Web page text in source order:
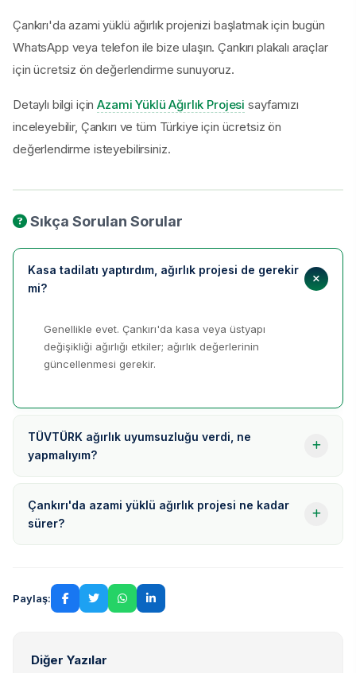
Çankırı'da azami yüklü ağırlık projenizi başlatmak için bugün
WhatsApp veya telefon ile bize ulaşın. Çankırı plakalı araçlar
için ücretsiz ön değerlendirme sunuyoruz.
Detaylı bilgi içinAzami Yüklü Ağırlık Projesi sayfamızı
inceleyebilir, Çankırı ve tüm Türkiye için ücretsiz ön
değerlendirme isteyebilirsiniz.
Sıkça Sorulan Sorular
Kasa tadilatı yaptırdım, ağırlık projesi de gerekir
mi?
Genellikle evet. Çankırı'da kasa veya üstyapı
değişikliği ağırlığı etkiler; ağırlık değerlerinin
güncellenmesi gerekir.
TÜVTÜRK ağırlık uyumsuzluğu verdi, ne
yapmalıyım?
Çankırı'da azami yüklü ağırlık projesi ne kadar
sürer?
Paylaş:
Diğer Yazılar